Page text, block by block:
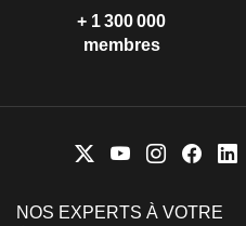
+ 1 300 000
membres
NOS EXPERTS À VOTRE